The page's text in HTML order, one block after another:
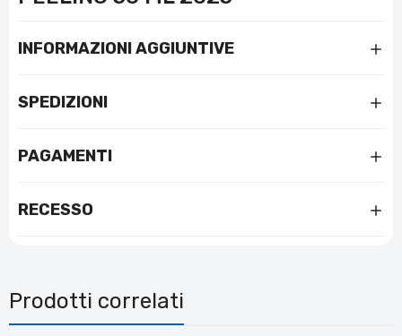
INFORMAZIONI AGGIUNTIVE
SPEDIZIONI
PAGAMENTI
RECESSO
Prodotti correlati